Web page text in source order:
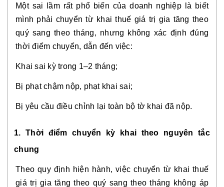
Một sai lầm rất phổ biến của doanh nghiệp là biết
mình phải chuyển từ khai thuế giá trị gia tăng theo
quý sang theo tháng, nhưng không xác định đúng
thời điểm chuyển, dẫn đến việc:
Khai sai kỳ trong 1–2 tháng;
Bị phạt chậm nộp, phạt khai sai;
Bị yêu cầu điều chỉnh lại toàn bộ tờ khai đã nộp.
1. Thời điểm chuyển kỳ khai theo nguyên tắc
chung
Theo quy định hiện hành, việc chuyển từ khai thuế
giá trị gia tăng theo quý sang theo tháng không áp